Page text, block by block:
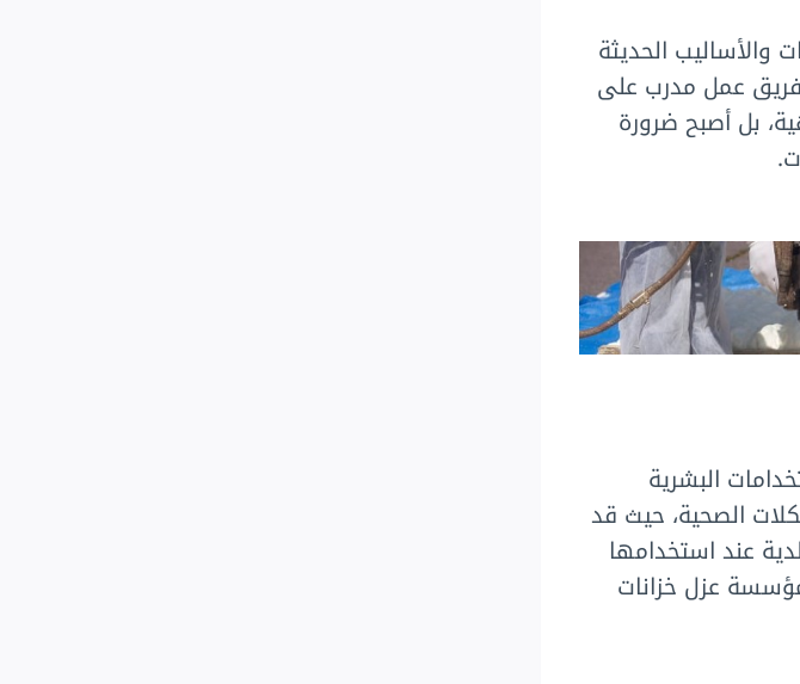
الحديثة
فريق عمل مدرب على
بل أصبح ضرورة
البشرية
الصحية، حيث قد
عند استخدامها
عزل خزانات